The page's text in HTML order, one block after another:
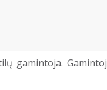
gamintoja.